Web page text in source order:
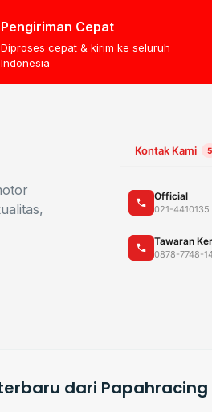
Pengiriman Cepat
Diproses cepat & kirim ke seluruh
Indonesia
Kontak Kami 5
Official
021-4410135
Tawaran
0878-7748-
dari Papahracing